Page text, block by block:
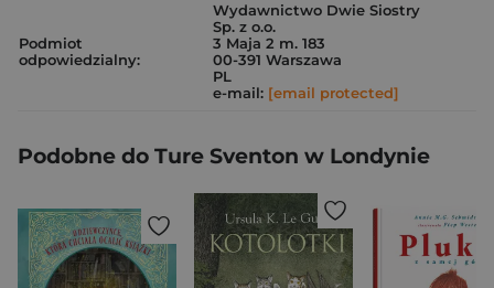
Podmiot
odpowiedzialny:
Wydawnictwo Dwie Siostry
Sp. z o.o.
3 Maja 2 m. 183
00-391 Warszawa
PL
e-mail: [email protected]
Podobne do Ture Sventon w Londynie